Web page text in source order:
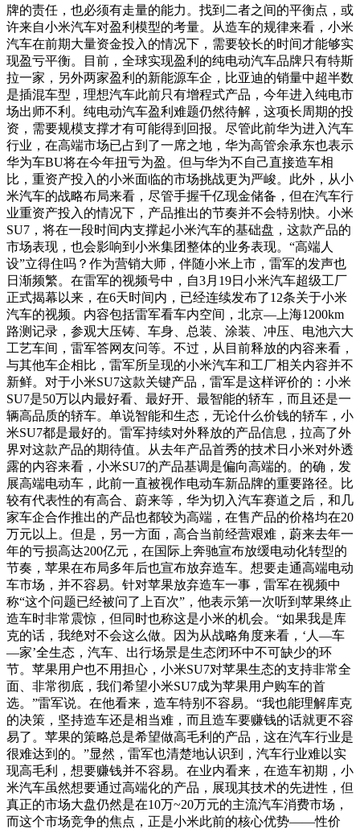
牌的责任，也必须有走量的能力。找到二者之间的平衡点，或
许来自小米汽车对盈利模型的考量。从造车的规律来看，小米
汽车在前期大量资金投入的情况下，需要较长的时间才能够实
现盈亏平衡。目前，全球实现盈利的纯电动汽车品牌只有特斯
拉一家，另外两家盈利的新能源车企，比亚迪的销量中超半数
是插混车型，理想汽车此前只有增程式产品，今年进入纯电市
场出师不利。纯电动汽车盈利难题仍然待解，这项长周期的投
资，需要规模支撑才有可能得到回报。尽管此前华为进入汽车
行业，在高端市场已占到了一席之地，华为高管余承东也表示
华为车BU将在今年扭亏为盈。但与华为不自己直接造车相
比，重资产投入的小米面临的市场挑战更为严峻。此外，从小
米汽车的战略布局来看，尽管手握千亿现金储备，但在汽车行
业重资产投入的情况下，产品推出的节奏并不会特别快。小米
SU7，将在一段时间内支撑起小米汽车的基础盘，这款产品的
市场表现，也会影响到小米集团整体的业务表现。“高端人
设”立得住吗？作为营销大师，伴随小米上市，雷军的发声也
日渐频繁。在雷军的视频号中，自3月19日小米汽车超级工厂
正式揭幕以来，在6天时间内，已经连续发布了12条关于小米
汽车的视频。内容包括雷军看车内空间，北京—上海1200km
路测记录，参观大压铸、车身、总装、涂装、冲压、电池六大
工艺车间，雷军答网友问等。不过，从目前释放的内容来看，
与其他车企相比，雷军所呈现的小米汽车和工厂相关内容并不
新鲜。对于小米SU7这款关键产品，雷军是这样评价的：小米
SU7是50万以内最好看、最好开、最智能的轿车，而且还是一
辆高品质的轿车。单说智能和生态，无论什么价钱的轿车，小
米SU7都是最好的。雷军持续对外释放的产品信息，拉高了外
界对这款产品的期待值。从去年产品首秀的技术日小米对外透
露的内容来看，小米SU7的产品基调是偏向高端的。的确，发
展高端电动车，此前一直被视作电动车新品牌的重要路径。比
较有代表性的有高合、蔚来等，华为切入汽车赛道之后，和几
家车企合作推出的产品也都较为高端，在售产品的价格均在20
万元以上。但是，另一方面，高合当前经营艰难，蔚来去年一
年的亏损高达200亿元，在国际上奔驰宣布放缓电动化转型的
节奏，苹果在布局多年后也宣布放弃造车。想要走通高端电动
车市场，并不容易。针对苹果放弃造车一事，雷军在视频中
称“这个问题已经被问了上百次”，他表示第一次听到苹果终止
造车时非常震惊，但同时也称这是小米的机会。“如果我是库
克的话，我绝对不会这么做。因为从战略角度来看，‘人—车
—家’全生态，汽车、出行场景是生态闭环中不可缺少的环
节。苹果用户也不用担心，小米SU7对苹果生态的支持非常全
面、非常彻底，我们希望小米SU7成为苹果用户购车的首
选。”雷军说。在他看来，造车特别不容易。“我也能理解库克
的决策，坚持造车还是相当难，而且造车要赚钱的话就更不容
易了。苹果的策略总是希望做高毛利的产品，这在汽车行业是
很难达到的。”显然，雷军也清楚地认识到，汽车行业难以实
现高毛利，想要赚钱并不容易。在业内看来，在造车初期，小
米汽车虽然想要通过高端化的产品，展现其技术的先进性，但
真正的市场大盘仍然是在10万~20万元的主流汽车消费市场，
而这个市场竞争的焦点，正是小米此前的核心优势——性价